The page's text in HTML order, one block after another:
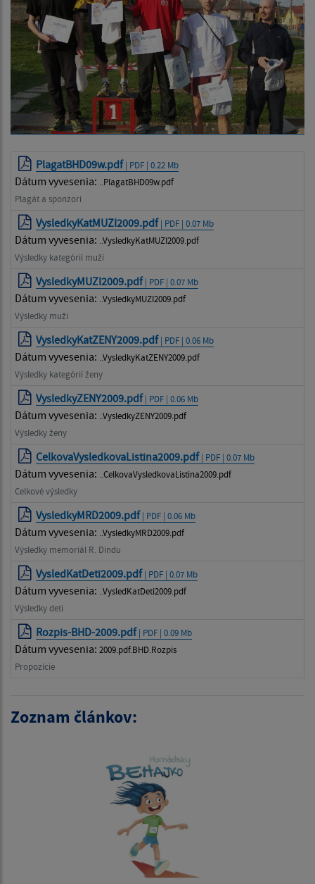
PlagatBHD09w.pdf | PDF | 0.22 Mb
Dátum vyvesenia: ..PlagatBHD09w.pdf
Plagát a sponzori
VysledkyKatMUZI2009.pdf | PDF | 0.07 Mb
Dátum vyvesenia: ..VysledkyKatMUZI2009.pdf
Výsledky kategórií muži
VysledkyMUZI2009.pdf | PDF | 0.07 Mb
Dátum vyvesenia: ..VysledkyMUZI2009.pdf
Výsledky muži
VysledkyKatZENY2009.pdf | PDF | 0.06 Mb
Dátum vyvesenia: ..VysledkyKatZENY2009.pdf
Výsledky kategórií ženy
VysledkyZENY2009.pdf | PDF | 0.06 Mb
Dátum vyvesenia: ..VysledkyZENY2009.pdf
Výsledky ženy
CelkovaVysledkovaListina2009.pdf | PDF | 0.07 Mb
Dátum vyvesenia: ..CelkovaVysledkovaListina2009.pdf
Celkové výsledky
VysledkyMRD2009.pdf | PDF | 0.06 Mb
Dátum vyvesenia: ..VysledkyMRD2009.pdf
Výsledky memoriál R. Dindu
VysledKatDeti2009.pdf | PDF | 0.07 Mb
Dátum vyvesenia: ..VysledKatDeti2009.pdf
Výsledky deti
Rozpis-BHD-2009.pdf | PDF | 0.09 Mb
Dátum vyvesenia: 2009.pdf.BHD.Rozpis
Propozície
Zoznam článkov: